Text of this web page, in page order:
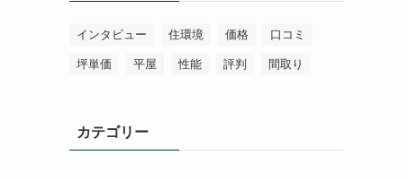
インタビュー 住環境 価格 口コミ
坪単価 平屋 性能 評判 間取り
カテゴリー